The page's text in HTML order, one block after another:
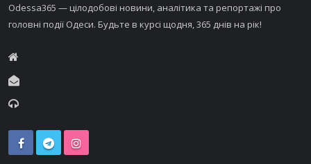
Odessa365 — цілодобові новини, аналітика та репортажі про
головні події Одеси. Будьте в курсі щодня, 365 днів на рік!